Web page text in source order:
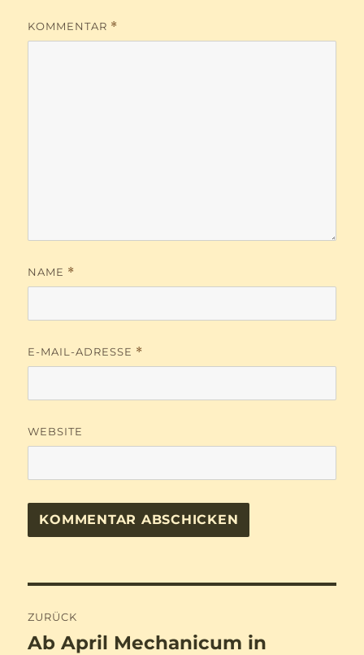
KOMMENTAR *
NAME *
E-MAIL-ADRESSE *
WEBSITE
ZURÜCK
Vorheriger
Ab April Mechanicum in